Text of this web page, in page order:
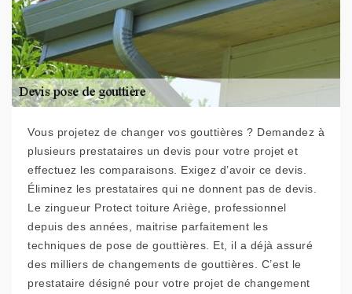
Vous projetez de changer vos gouttières ? Demandez à
plusieurs prestataires un devis pour votre projet et
effectuez les comparaisons. Exigez d’avoir ce devis.
Éliminez les prestataires qui ne donnent pas de devis.
Le zingueur Protect toiture Ariège, professionnel
depuis des années, maitrise parfaitement les
techniques de pose de gouttières. Et, il a déjà assuré
des milliers de changements de gouttières. C’est le
prestataire désigné pour votre projet de changement